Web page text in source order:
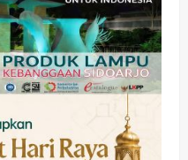
Mesin Menuju Piala
5 Agustus 2026
Pemerintahan
Ribuan Warga Wage
di Bazar Rakyat Jalan
Kuliner UMKM Sambil